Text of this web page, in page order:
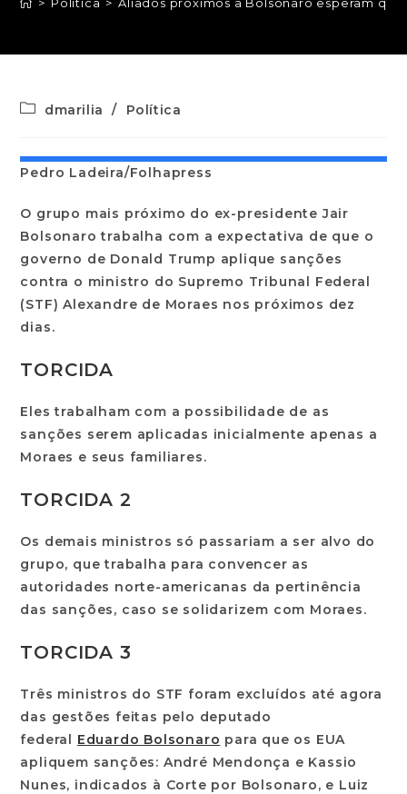
dmarilia / Política
Pedro Ladeira/Folhapress
O grupo mais próximo do ex-presidente Jair
Bolsonaro trabalha com a expectativa de que o
governo de Donald Trump aplique sanções
contra o ministro do Supremo Tribunal Federal
(STF) Alexandre de Moraes nos próximos dez
dias.
TORCIDA
Eles trabalham com a possibilidade de as
sanções serem aplicadas inicialmente apenas a
Moraes e seus familiares.
TORCIDA 2
Os demais ministros só passariam a ser alvo do
grupo, que trabalha para convencer as
autoridades norte-americanas da pertinência
das sanções, caso se solidarizem com Moraes.
TORCIDA 3
Três ministros do STF foram excluídos até agora
das gestões feitas pelo deputado
federal Eduardo Bolsonaro para que os EUA
apliquem sanções: André Mendonça e Kassio
Nunes, indicados à Corte por Bolsonaro, e Luiz